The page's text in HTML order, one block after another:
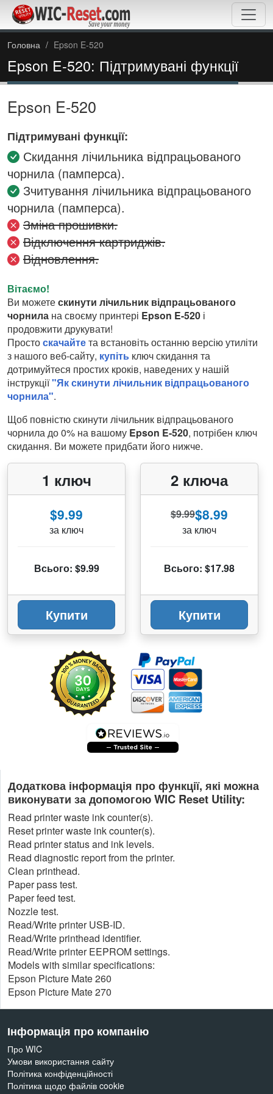
Головна Epson E-520
Epson E-520: Підтримувані функції
Epson E-520
Підтримувані функції:
Скидання лічильника відпрацьованого
чорнила (памперса).
Зчитування лічильника відпрацьованого
чорнила (памперса).
Зміна прошивки.
Відключення картриджів.
Відновлення.
Вітаємо!
Ви можетескинути лічильник відпрацьованого
чорнила на своєму принтері Epson E-520 і
продовжити друкувати!
Простоскачайтета встановіть останню версію утиліти
з нашого веб-сайту, купіть ключ скидання та
дотримуйтеся простих кроків, наведених у нашій
інструкції"Як скинути лічильник відпрацьованого
чорнила".
Щоб повністю скинути лічильник відпрацьованого
чорнила до 0% на вашому Epson E-520, потрібен ключ
скидання. Ви можете придбати його нижче.
1 ключ
$9.99
за ключ
Всього: $9.99
Купити
2 ключа
$9.99$8.99
за ключ
Всього: $17.98
Купити
Додаткова інформація про функції, які можна
виконувати за допомогою WIC Reset Utility:
Read printer waste ink counter(s).
Reset printer waste ink counter(s).
Read printer status and ink levels.
Read diagnostic report from the printer.
Clean printhead.
Paper pass test.
Paper feed test.
Nozzle test.
Read/Write printer USB-ID.
Read/Write printhead identifier.
Read/Write printer EEPROM settings.
Models with similar specifications:
Epson Picture Mate 260
Epson Picture Mate 270
Інформація про компанію
Про WIC
Умови використання сайту
Політика конфіденційності
Політика щодо файлів cookie